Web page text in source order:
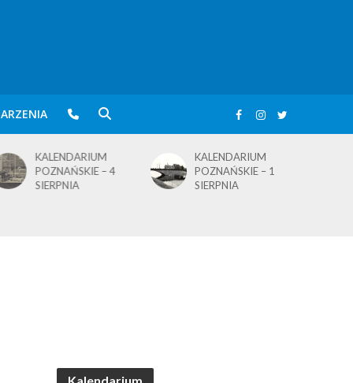
KALENDARIUM
POZNAŃSKIE – 4
SIERPNIA
KALENDARIUM
POZNAŃSKIE – 1
SIERPNIA